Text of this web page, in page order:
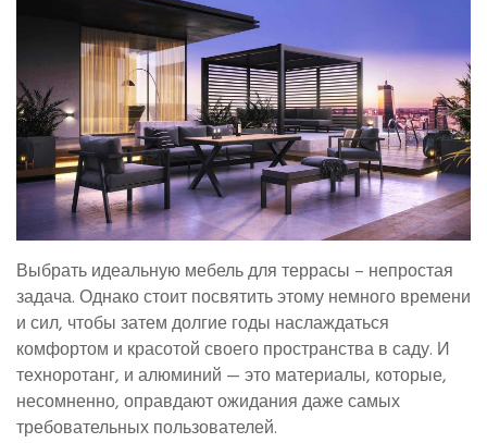
Выбрать идеальную мебель для террасы – непростая
задача. Однако стоит посвятить этому немного времени
и сил, чтобы затем долгие годы наслаждаться
комфортом и красотой своего пространства в саду. И
техноротанг, и алюминий — это материалы, которые,
несомненно, оправдают ожидания даже самых
требовательных пользователей.